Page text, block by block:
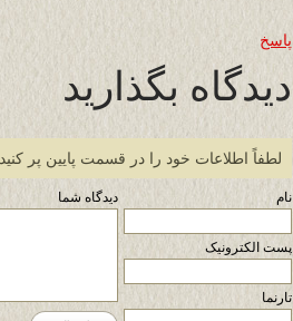
پاسخ
دیدگاه بگذارید
لطفاً اطلاعات خود را در قسمت پایین پر کنید.
نام
پست الکترونیک
تارنما
دیدگاه شما